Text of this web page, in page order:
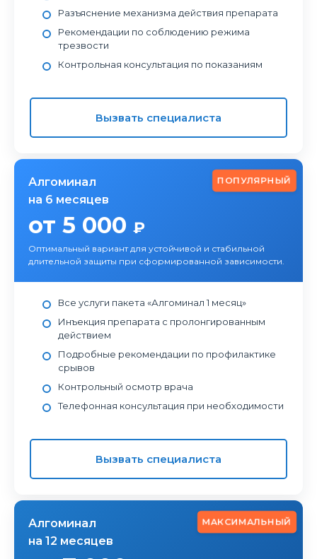
Разъяснение механизма действия препарата
Рекомендации по соблюдению режима
трезвости
Контрольная консультация по показаниям
Вызвать специалиста
ПОПУЛЯРНЫЙ
Алгоминал
на 6 месяцев
от 5 000 ₽
Оптимальный вариант для устойчивой и стабильной
длительной защиты при сформированной зависимости.
Все услуги пакета «Алгоминал 1 месяц»
Инъекция препарата с пролонгированным
действием
Подробные рекомендации по профилактике
срывов
Контрольный осмотр врача
Телефонная консультация при необходимости
Вызвать специалиста
МАКСИМАЛЬНЫЙ
Алгоминал
на 12 месяцев